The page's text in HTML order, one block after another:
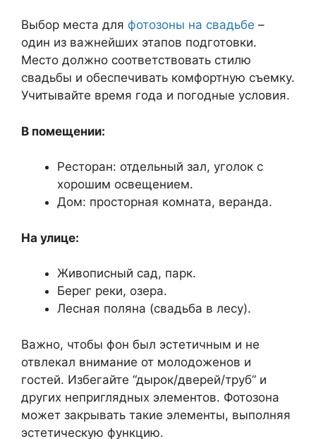
Выбор места для фотозоны на свадьбе –
один из важнейших этапов подготовки.
Место должно соответствовать стилю
свадьбы и обеспечивать комфортную съемку.
Учитывайте время года и погодные условия.
В помещении:
Ресторан: отдельный зал, уголок с
хорошим освещением.
Дом: просторная комната, веранда.
На улице:
Живописный сад, парк.
Берег реки, озера.
Лесная поляна (свадьба в лесу).
Важно, чтобы фон был эстетичным и не
отвлекал внимание от молодоженов и
гостей. Избегайте “дырок/дверей/труб” и
других неприглядных элементов. Фотозона
может закрывать такие элементы, выполняя
эстетическую функцию.